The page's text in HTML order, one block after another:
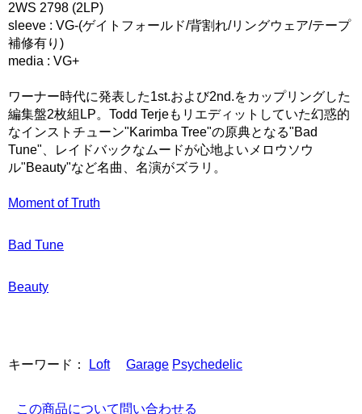
2WS 2798 (2LP)
sleeve : VG-(ゲイトフォールド/背割れ/リングウェア/テープ
補修有り)
media : VG+
ワーナー時代に発表した1st.および2nd.をカップリングした
編集盤2枚組LP。Todd Terjeもリエディットしていた幻惑的
なインストチューン"Karimba Tree"の原典となる"Bad
Tune"、レイドバックなムードが心地よいメロウソウ
ル"Beauty"など名曲、名演がズラリ。
Moment of Truth
Bad Tune
Beauty
キーワード： Loft Garage Psychedelic
この商品について問い合わせる